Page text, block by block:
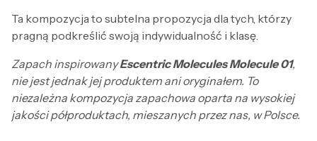
Ta kompozycja to subtelna propozycja dla tych, którzy
pragną podkreślić swoją indywidualność i klasę.
Zapach inspirowanyEscentric Molecules Molecule 01,
nie jest jednak jej produktem ani oryginałem. To
niezależna kompozycja zapachowa oparta na wysokiej
jakości półproduktach, mieszanych przez nas, w Polsce.